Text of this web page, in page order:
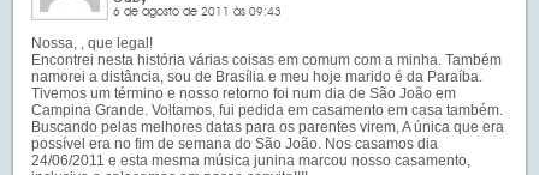
6 de agosto de 2011 às 09:43
Nossa, , que legal!
Encontrei nesta história várias coisas em comum com a minha. Também
namorei a distância, sou de Brasília e meu hoje marido é da Paraíba.
Tivemos um término e nosso retorno foi num dia de São João em
Campina Grande. Voltamos, fui pedida em casamento em casa também.
Buscando pelas melhores datas para os parentes virem, A única que era
possível era no fim de semana do São João. Nos casamos dia
24/06/2011 e esta mesma música junina marcou nosso casamento,